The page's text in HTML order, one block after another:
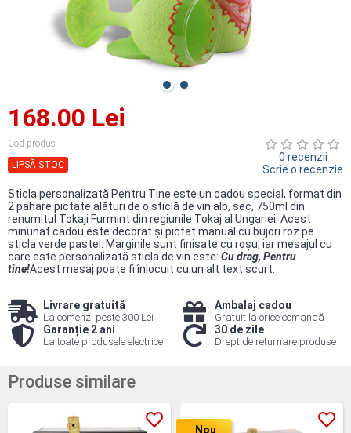
168.00 Lei
Cod produs
LIPSĂ STOC
0 recenzii
Scrie o recenzie
Sticla personalizată Pentru Tine este un cadou special, format din
2 pahare pictate alături de o sticlă de vin alb, sec, 750ml din
renumitul Tokaji Furmint din regiunile Tokaj al Ungariei. Acest
minunat cadou este decorat şi pictat manual cu bujori roz pe
sticla verde pastel. Marginile sunt finisate cu roşu, iar mesajul cu
care este personalizată sticla de vin este: Cu drag, Pentru
tine!Acest mesaj poate fi înlocuit cu un alt text scurt.
Livrare gratuită
La comenzi peste 300 Lei
Ambalaj cadou
Gratuit la orice comandă
Garanție 2 ani
La toate produsele electrice
30 de zile
Drept de returnare produse
Produse similare
Nou